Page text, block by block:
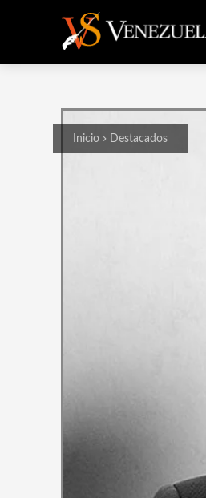
Inicio Destacados